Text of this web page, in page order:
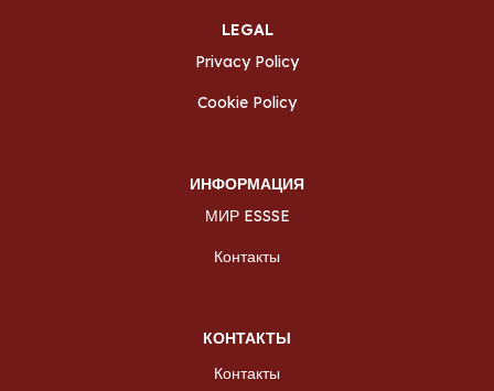
LEGAL
Privacy Policy
Cookie Policy
ИНФОРМАЦИЯ
МИР ESSSE
Контакты
КОНТАКТЫ
Контакты